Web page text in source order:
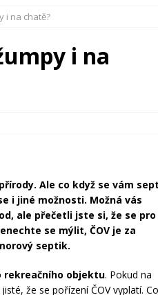
200 hodin
RADY NÁVODY
ZAJÍMAVOSTI
i na chatě?
i na
Ale co když se vám
i jiné možnosti. Možná vás
ale přečetli jste si, že se pro
se mýlit, ČOV je za
septik.
rekreačního objektu. Pokud na
že se pořízení ČOV vyplatí. Co